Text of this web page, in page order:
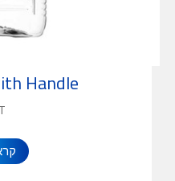
Handle